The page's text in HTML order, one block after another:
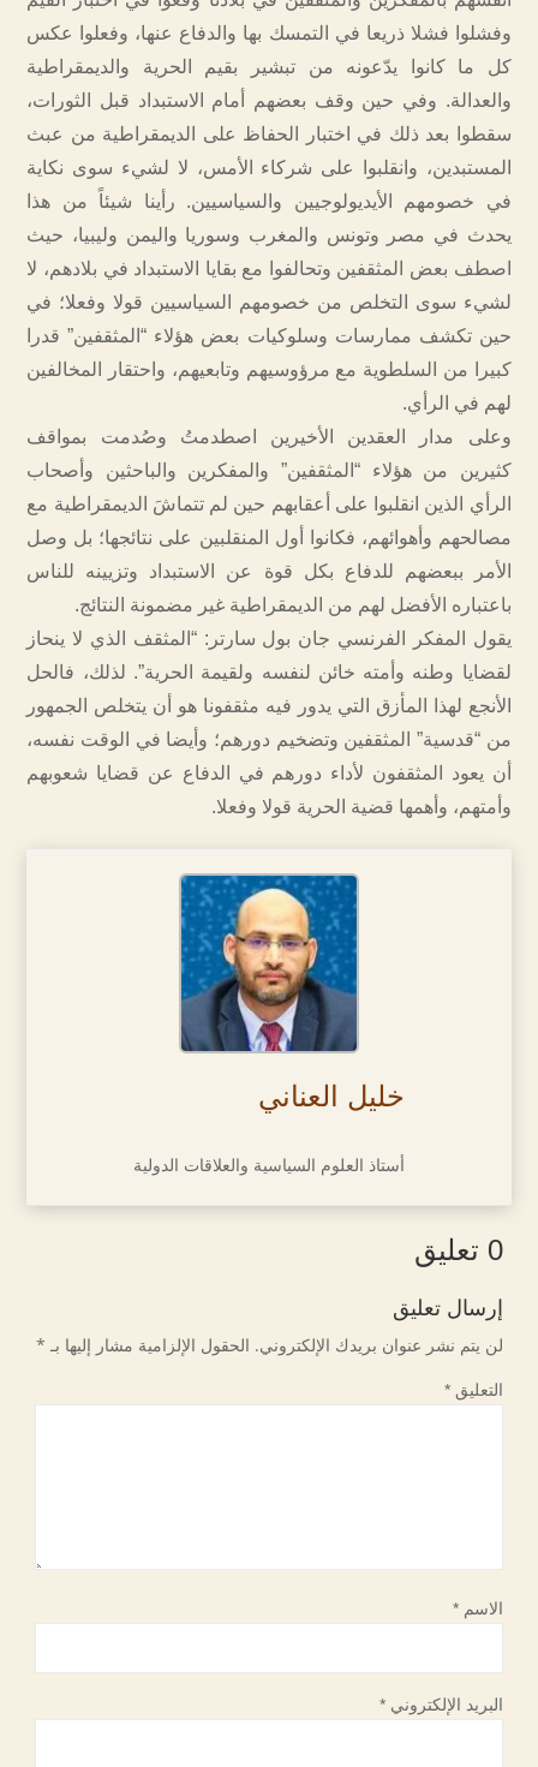
وفشلوا فشلا ذريعا في التمسك بها والدفاع عنها، وفعلوا عكس
كل ما كانوا يدّعونه من تبشير بقيم الحرية والديمقراطية
والعدالة. وفي حين وقف بعضهم أمام الاستبداد قبل الثورات،
سقطوا بعد ذلك في اختبار الحفاظ على الديمقراطية من عبث
المستبدين، وانقلبوا على شركاء الأمس، لا لشيء سوى نكاية
في خصومهم الأيديولوجيين والسياسيين. رأينا شيئاً من هذا
يحدث في مصر وتونس والمغرب وسوريا واليمن وليبيا، حيث
اصطف بعض المثقفين وتحالفوا مع بقايا الاستبداد في بلادهم، لا
لشيء سوى التخلص من خصومهم السياسيين قولا وفعلا؛ في
حين تكشف ممارسات وسلوكيات بعض هؤلاء “المثقفين” قدرا
كبيرا من السلطوية مع مرؤوسيهم وتابعيهم، واحتقار المخالفين
لهم في الرأي.
وعلى مدار العقدين الأخيرين اصطدمتُ وصُدمت بمواقف
كثيرين من هؤلاء “المثقفين” والمفكرين والباحثين وأصحاب
الرأي الذين انقلبوا على أعقابهم حين لم تتماشَ الديمقراطية مع
مصالحهم وأهوائهم، فكانوا أول المنقلبين على نتائجها؛ بل وصل
الأمر ببعضهم للدفاع بكل قوة عن الاستبداد وتزيينه للناس
باعتباره الأفضل لهم من الديمقراطية غير مضمونة النتائج.
يقول المفكر الفرنسي جان بول سارتر: “المثقف الذي لا ينحاز
لقضايا وطنه وأمته خائن لنفسه ولقيمة الحرية”. لذلك، فالحل
الأنجع لهذا المأزق التي يدور فيه مثقفونا هو أن يتخلص الجمهور
من “قدسية” المثقفين وتضخيم دورهم؛ وأيضا في الوقت نفسه،
أن يعود المثقفون لأداء دورهم في الدفاع عن قضايا شعوبهم
وأمتهم، وأهمها قضية الحرية قولا وفعلا.
خليل العناني
أستاذ العلوم السياسية والعلاقات الدولية
0 تعليق
إرسال تعليق
لن يتم نشر عنوان بريدك الإلكتروني. الحقول الإلزامية مشار إليها بـ *
التعليق*
الاسم*
البريد الإلكتروني*